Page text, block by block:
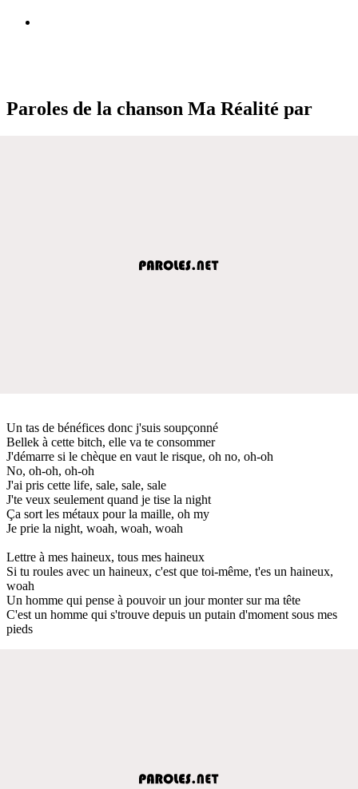
Paroles de la chanson Ma Réalité par
Un tas de bénéfices donc j'suis soupçonné
Bellek à cette bitch, elle va te consommer
J'démarre si le chèque en vaut le risque, oh no, oh-oh
No, oh-oh, oh-oh
J'ai pris cette life, sale, sale, sale
J'te veux seulement quand je tise la night
Ça sort les métaux pour la maille, oh my
Je prie la night, woah, woah, woah
Lettre à mes haineux, tous mes haineux
Si tu roules avec un haineux, c'est que toi-même, t'es un haineux,
woah
Un homme qui pense à pouvoir un jour monter sur ma tête
C'est un homme qui s'trouve depuis un putain d'moment sous mes
pieds